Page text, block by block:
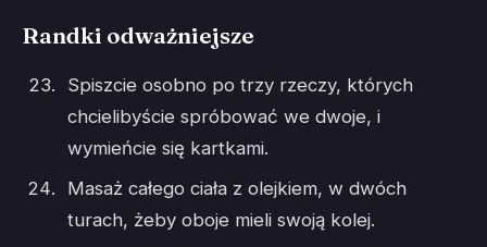
Randki odważniejsze
Spiszcie osobno po trzy rzeczy, których
chcielibyście spróbować we dwoje, i
wymieńcie się kartkami.
Masaż całego ciała z olejkiem, w dwóch
turach, żeby oboje mieli swoją kolej.